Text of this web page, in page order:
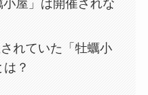
屋」は開催されな
れていた「牡蠣小
？